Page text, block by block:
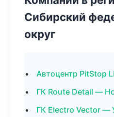
Сибирский
округ
Автоцентр PitStop
ГК Route Detail —
ГК Electro Vector —